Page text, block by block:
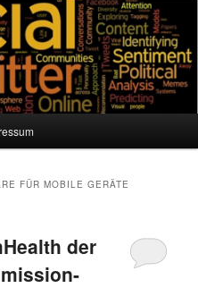
FÜR MOBILE GERÄTE
der